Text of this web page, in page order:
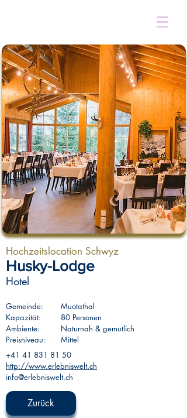
Hochzeitslocation Schwyz
Husky-Lodge
Hotel
Gemeinde:
Muotathal
Kapazität:
80 Personen
Ambiente:
Naturnah & gemütlich
Preisniveau:
Mittel
+41 41 831 81 50
http://www.erlebniswelt.ch
info@erlebniswelt.ch
Zurück